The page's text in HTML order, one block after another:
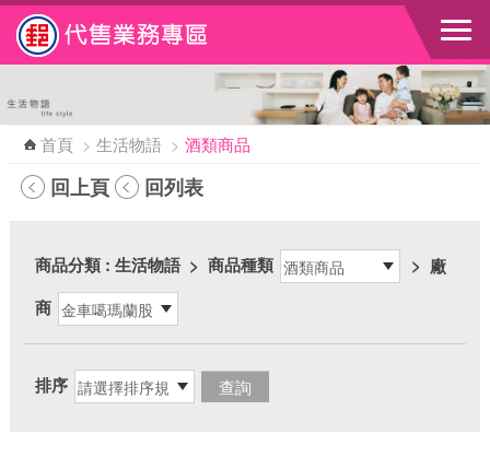
跳到主要內容區塊
首頁 > 生活物語 > 酒類商品
回上頁 回列表
商品分類: 生活物語 > 商品種類 > 廠
商
排序